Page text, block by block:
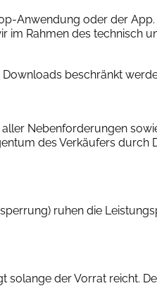
Anwendung oder der
im Rahmen des technisch
beschränkt
Nebenforderungen
des Verkäufers
ruhen die
der Vorrat reicht.